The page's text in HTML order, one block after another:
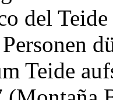
del
Teide